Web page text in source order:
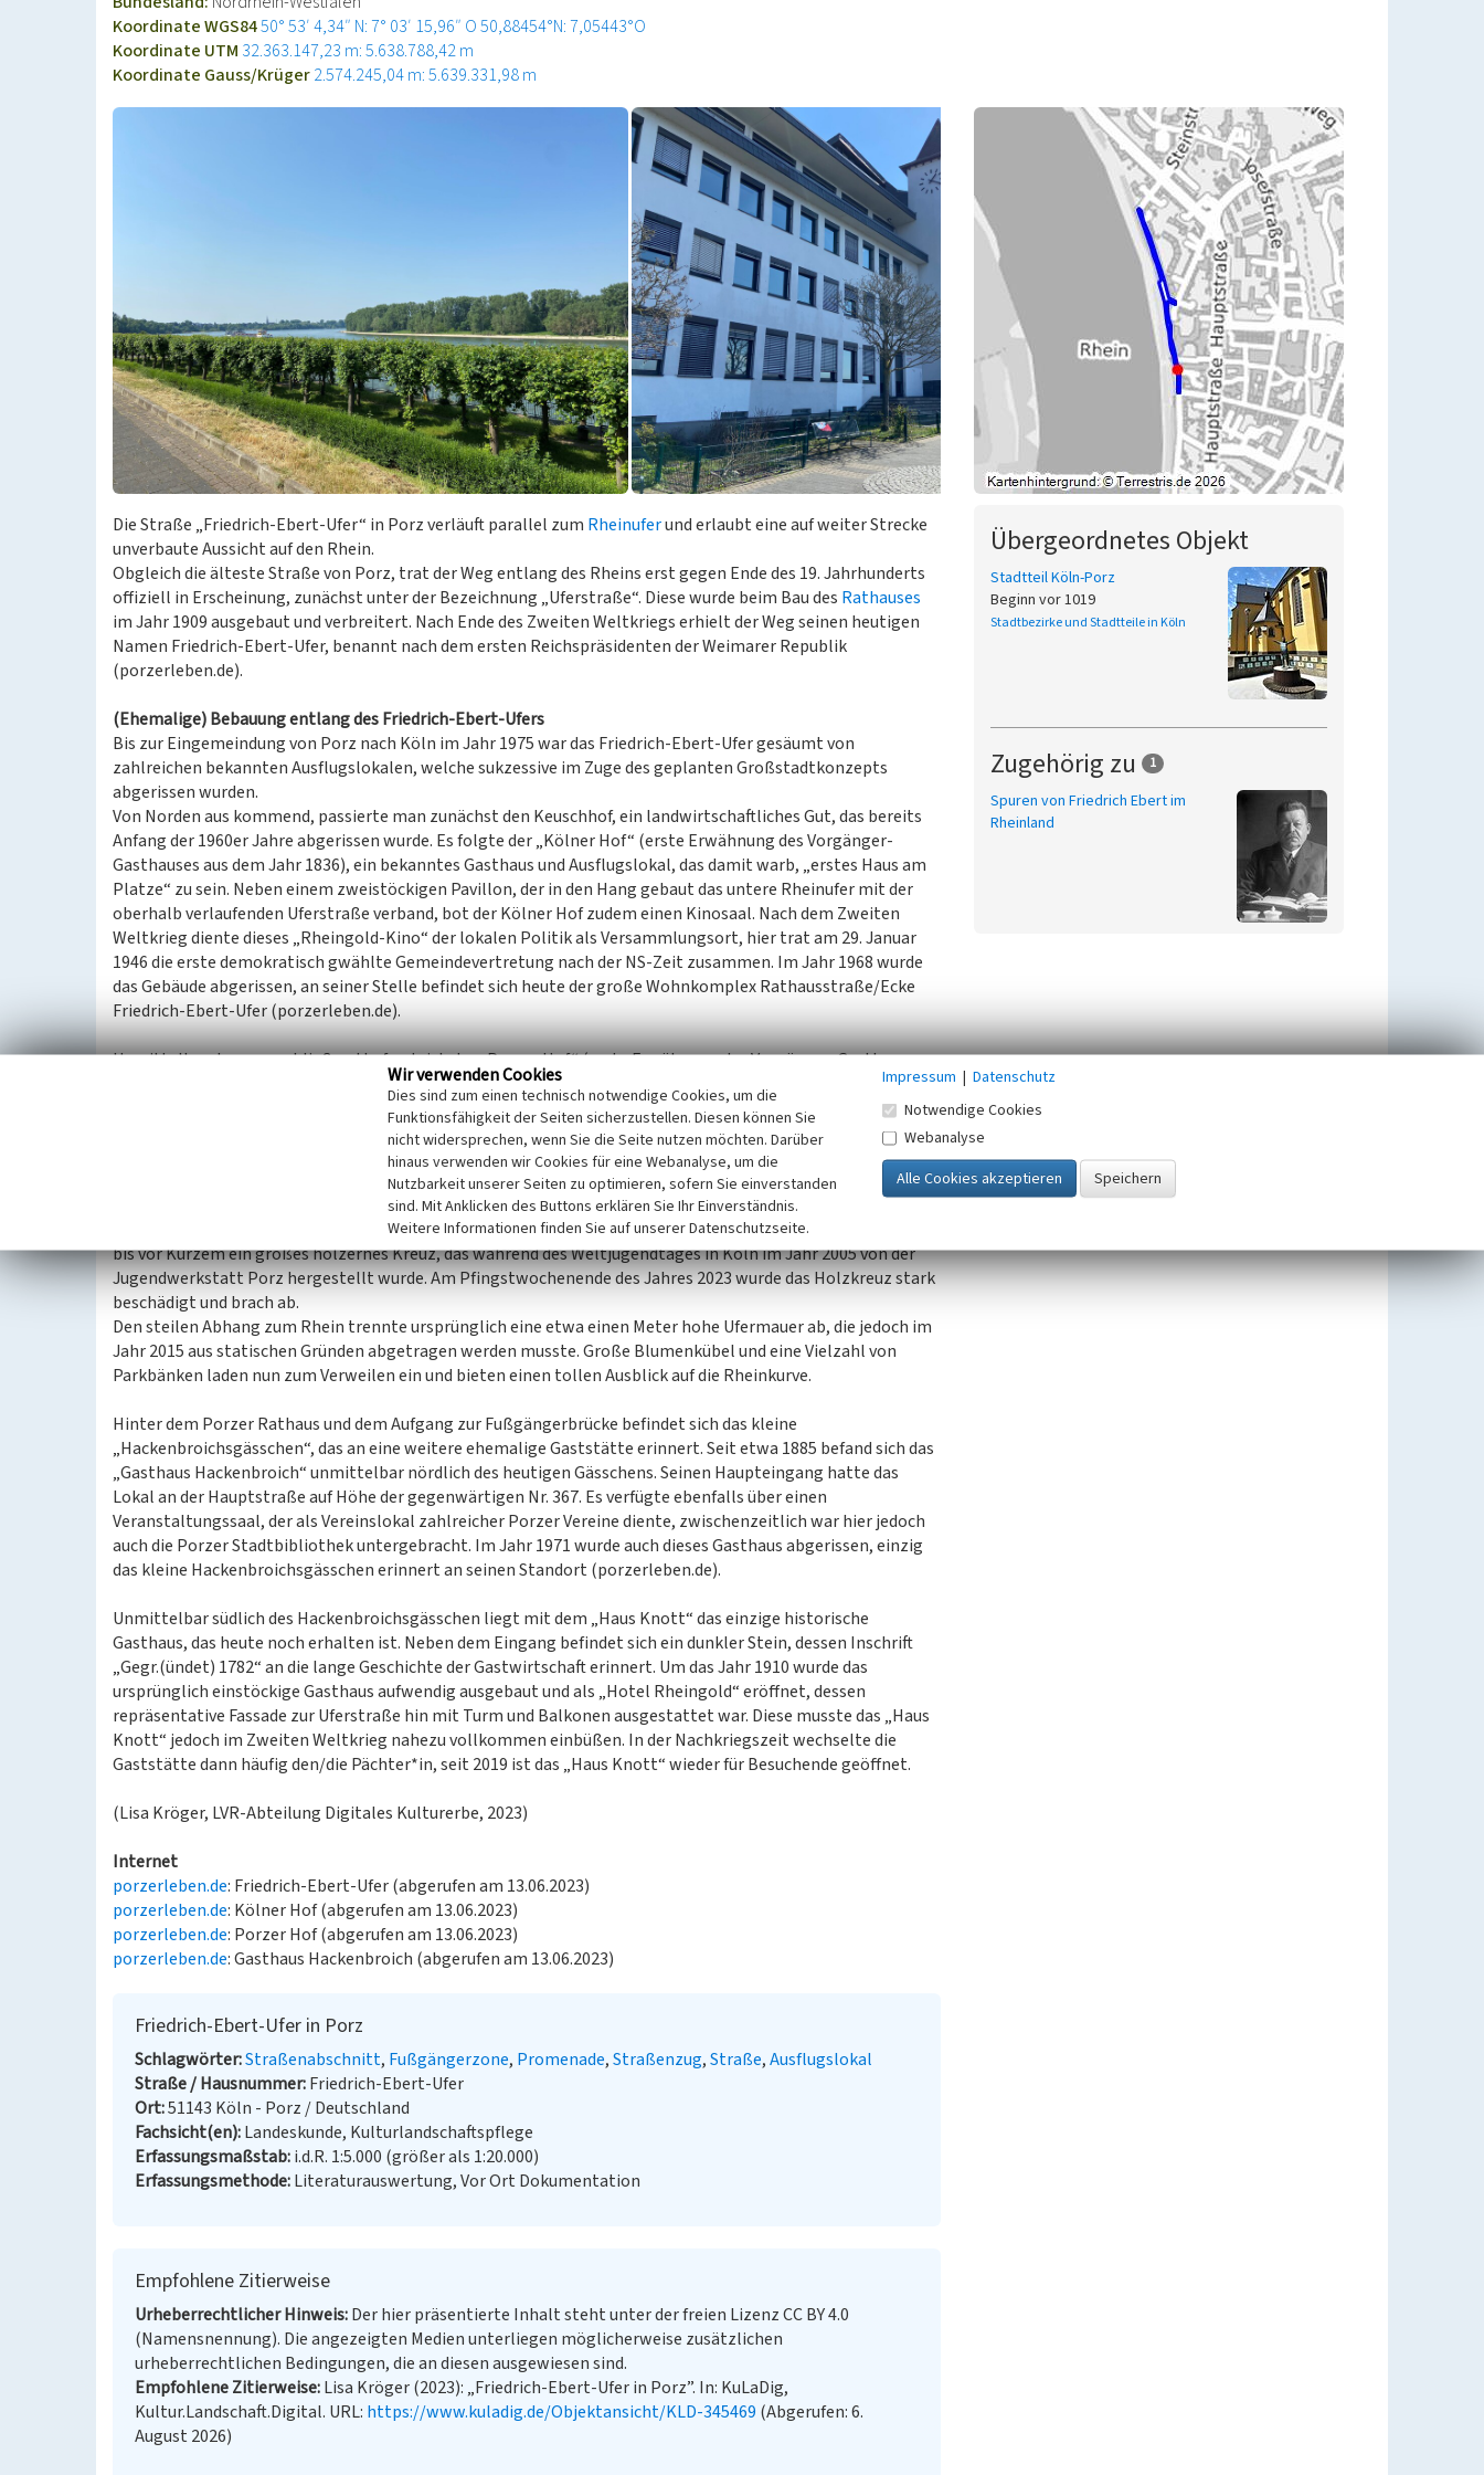
Koordinate WGS8450° 53′ 4,34″ N: 7° 03′ 15,96″ O50,88454°N: 7,05443°O
Koordinate UTM 32.363.147,23 m: 5.638.788,42 m
Koordinate Gauss/Krüger2.574.245,04 m: 5.639.331,98 m
Die Straße „Friedrich-Ebert-Ufer“ in Porz verläuft parallel zum Rheinuferund erlaubt eine auf weiter Strecke
unverbaute Aussicht auf den Rhein.
Obgleich die älteste Straße von Porz, trat der Weg entlang des Rheins erst gegen Ende des 19. Jahrhunderts
offiziell in Erscheinung, zunächst unter der Bezeichnung „Uferstraße“. Diese wurde beim Bau des Rathauses
im Jahr 1909 ausgebaut und verbreitert. Nach Ende des Zweiten Weltkriegs erhielt der Weg seinen heutigen
Namen Friedrich-Ebert-Ufer, benannt nach dem ersten Reichspräsidenten der Weimarer Republik
(porzerleben.de).
(Ehemalige) Bebauung entlang des Friedrich-Ebert-Ufers
Bis zur Eingemeindung von Porz nach Köln im Jahr 1975 war das Friedrich-Ebert-Ufer gesäumt von
zahlreichen bekannten Ausflugslokalen, welche sukzessive im Zuge des geplanten Großstadtkonzepts
abgerissen wurden.
Von Norden aus kommend, passierte man zunächst den Keuschhof, ein landwirtschaftliches Gut, das bereits
Anfang der 1960er Jahre abgerissen wurde. Es folgte der „Kölner Hof“ (erste Erwähnung des Vorgänger-
Gasthauses aus dem Jahr 1836), ein bekanntes Gasthaus und Ausflugslokal, das damit warb, „erstes Haus am
Platze“ zu sein. Neben einem zweistöckigen Pavillon, der in den Hang gebaut das untere Rheinufer mit der
oberhalb verlaufenden Uferstraße verband, bot der Kölner Hof zudem einen Kinosaal. Nach dem Zweiten
Weltkrieg diente dieses „Rheingold-Kino“ der lokalen Politik als Versammlungsort, hier trat am 29. Januar
1946 die erste demokratisch gwählte Gemeindevertretung nach der NS-Zeit zusammen. Im Jahr 1968 wurde
das Gebäude abgerissen, an seiner Stelle befindet sich heute der große Wohnkomplex Rathausstraße/Ecke
Friedrich-Ebert-Ufer (porzerleben.de).
Unmittelbar daran anschließend befand sich der „Porzer Hof“ (erste Erwähnung des Vorgänger-Gasthauses
aus dem Jahr 1855), ein ebenfalls gut besuchtes Gasthaus, das neben einer Veranda über dem Leinpfad
insbesondere einen großen Festsaal bot, der später noch um eine Bühne erweitert wurde. Auch dieser war ein
beliebter Veranstaltungsort, am 16. September 1951 feierte man hier beispielsweise die Porzer
Stadtwerdung mit einem großen Fest. Im Jahr 1959 wurde das Gebäude abgerissen, heute befindet sich an der
Stelle des „Porzer Hof“ der Wendehammer der Rathausstraße (porzerleben.de).
Der Weg führt weiter am Porzer Rathaus entlang. Auf der rechten Seite an der Böschung zum Rheinufer stand
bis vor Kurzem ein großes hölzernes Kreuz, das während des Weltjugendtages in Köln im Jahr 2005 von der
Jugendwerkstatt Porz hergestellt wurde. Am Pfingstwochenende des Jahres 2023 wurde das Holzkreuz stark
beschädigt und brach ab.
Den steilen Abhang zum Rhein trennte ursprünglich eine etwa einen Meter hohe Ufermauer ab, die jedoch im
Jahr 2015 aus statischen Gründen abgetragen werden musste. Große Blumenkübel und eine Vielzahl von
Parkbänken laden nun zum Verweilen ein und bieten einen tollen Ausblick auf die Rheinkurve.
Hinter dem Porzer Rathaus und dem Aufgang zur Fußgängerbrücke befindet sich das kleine
„Hackenbroichsgässchen“, das an eine weitere ehemalige Gaststätte erinnert. Seit etwa 1885 befand sich das
„Gasthaus Hackenbroich“ unmittelbar nördlich des heutigen Gässchens. Seinen Haupteingang hatte das
Lokal an der Hauptstraße auf Höhe der gegenwärtigen Nr. 367. Es verfügte ebenfalls über einen
Veranstaltungssaal, der als Vereinslokal zahlreicher Porzer Vereine diente, zwischenzeitlich war hier jedoch
auch die Porzer Stadtbibliothek untergebracht. Im Jahr 1971 wurde auch dieses Gasthaus abgerissen, einzig
das kleine Hackenbroichsgässchen erinnert an seinen Standort (porzerleben.de).
Unmittelbar südlich des Hackenbroichsgässchen liegt mit dem „Haus Knott“ das einzige historische
Gasthaus, das heute noch erhalten ist. Neben dem Eingang befindet sich ein dunkler Stein, dessen Inschrift
„Gegr.(ündet) 1782“ an die lange Geschichte der Gastwirtschaft erinnert. Um das Jahr 1910 wurde das
ursprünglich einstöckige Gasthaus aufwendig ausgebaut und als „Hotel Rheingold“ eröffnet, dessen
repräsentative Fassade zur Uferstraße hin mit Turm und Balkonen ausgestattet war. Diese musste das „Haus
Knott“ jedoch im Zweiten Weltkrieg nahezu vollkommen einbüßen. In der Nachkriegszeit wechselte die
Gaststätte dann häufig den/die Pächter*in, seit 2019 ist das „Haus Knott“ wieder für Besuchende geöffnet.
(Lisa Kröger, LVR-Abteilung Digitales Kulturerbe, 2023)
Internet
porzerleben.de: Friedrich-Ebert-Ufer (abgerufen am 13.06.2023)
porzerleben.de: Kölner Hof (abgerufen am 13.06.2023)
porzerleben.de: Porzer Hof (abgerufen am 13.06.2023)
porzerleben.de: Gasthaus Hackenbroich (abgerufen am 13.06.2023)
Friedrich-Ebert-Ufer in Porz
Schlagwörter Straßenabschnitt Fußgängerzone Promenade Straßenzug Straße Ausflugslokal
Straße / Hausnummer Friedrich-Ebert-Ufer
Ort 51143 Köln - Porz / Deutschland
Fachsicht(en) Landeskunde, Kulturlandschaftspflege
Erfassungsmaßstab i.d.R. 1:5.000 (größer als 1:20.000)
Erfassungsmethode Literaturauswertung, Vor Ort Dokumentation
Empfohlene Zitierweise
Urheberrechtlicher Hinweis Der hier präsentierte Inhalt steht unter der freien Lizenz CC BY 4.0
(Namensnennung). Die angezeigten Medien unterliegen möglicherweise zusätzlichen
urheberrechtlichen Bedingungen, die an diesen ausgewiesen sind.
Empfohlene Zitierweise Lisa Kröger (2023): „Friedrich-Ebert-Ufer in Porz”. In: KuLaDig,
Kultur.Landschaft.Digital. URL: https://www.kuladig.de/Objektansicht/KLD-345469 (Abgerufen: 6.
August 2026)
Übergeordnetes Objekt
Stadtteil Köln-Porz
Beginn vor 1019
Stadtbezirke und Stadtteile in Köln
Zugehörig zu 1
Spuren von Friedrich Ebert im
Rheinland
Wir verwenden Cookies
Dies sind zum einen technisch notwendige Cookies, um die
Funktionsfähigkeit der Seiten sicherzustellen. Diesen können Sie
nicht widersprechen, wenn Sie die Seite nutzen möchten. Darüber
hinaus verwenden wir Cookies für eine Webanalyse, um die
Nutzbarkeit unserer Seiten zu optimieren, sofern Sie einverstanden
sind. Mit Anklicken des Buttons erklären Sie Ihr Einverständnis.
Weitere Informationen finden Sie auf unserer Datenschutzseite.
Impressum | Datenschutz
Notwendige Cookies
Webanalyse